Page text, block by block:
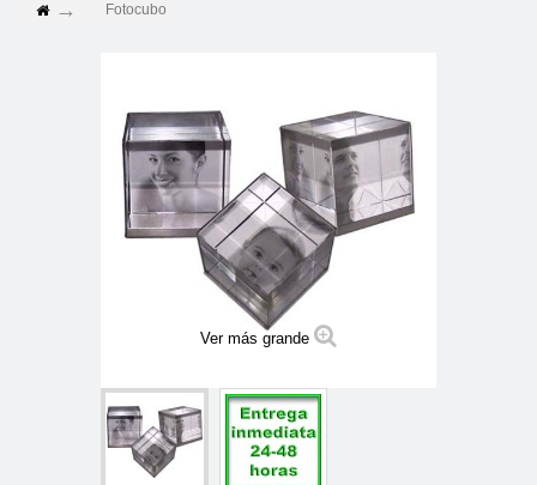
Fotocubo
Ver más grande